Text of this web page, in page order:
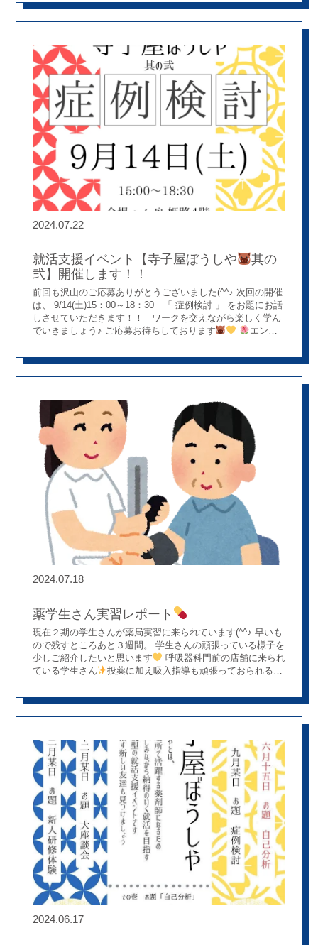
今回初めて測定される方から、Inbody３回目のリピーターの
方まで様々な方に興味を持っていただきました
測定補助だ
けではなく、結果説明の方にもチャレンジすることに
集合
研修で学んだことを活かして、来局された方の健康について
お話させていただきました！！ 皆さん意識されて歩かれたり
運動している状況が見え、生活面での声かけも行うことが出
来ました
皆さんからのお声
「体重計に乗るだけじ
ゃわからない、自分の体のバランスが知れてよかった」 「こ
うしてみると思ってるよりも筋肉量足りないんやなぁ」 「前
回と比べて、変わらんかったけど継続するのが大事やもん
ね」 皆さんにご満足していただけたようでとても嬉しかった
です♡ これからも頑張っていきたいです、とお話ししてく
れたMさんでした
ご参加いただきましてありがとうござい
ましたm(__)m
2024.07.22
就活支援イベント【寺子屋ぼうしや
其の
弐】開催します！！
前回も沢山のご応募ありがとうございました(^^♪ 次回の開催
は、 9/14(土)15：00～18：30 「 症例検討 」 をお題にお話
しさせていただきます！！ ワークを交えながら楽しく学ん
でいきましょう♪ ご応募お待ちしております
エント
https://www.boushiya.co.jp/recruit/intern_entry/
2024.07.18
薬学生さん実習レポート
現在２期の学生さんが薬局実習に来られています(^^♪ 早いも
ので残すところあと３週間。 学生さんの頑張っている様子を
少しご紹介したいと思います
呼吸器科門前の店舗に来られ
ている学生さん
投薬に加え吸入指導も頑張っておられるご
ェックも行っているそうです。 ↑ 訪問前には店舗スタッフ
ながら、たくさん学んでくださると嬉しいです(^^♡
2024.06.17